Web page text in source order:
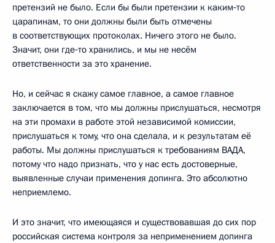
претензий не было. Если бы были претензии к каким‑то
царапинам, то они должны были быть отмечены
в соответствующих протоколах. Ничего этого не было.
Значит, они где‑то хранились, и мы не несём
ответственности за это хранение.
Но, и сейчас я скажу самое главное, а самое главное
заключается в том, что мы должны прислушаться, несмотря
на эти промахи в работе этой независимой комиссии,
прислушаться к тому, что она сделала, и к результатам её
работы. Мы должны прислушаться к требованиям ВАДА,
потому что надо признать, что у нас есть достоверные,
выявленные случаи применения допинга. Это абсолютно
неприемлемо.
И это значит, что имеющаяся и существовавшая до сих пор
российская система контроля за неприменением допинга